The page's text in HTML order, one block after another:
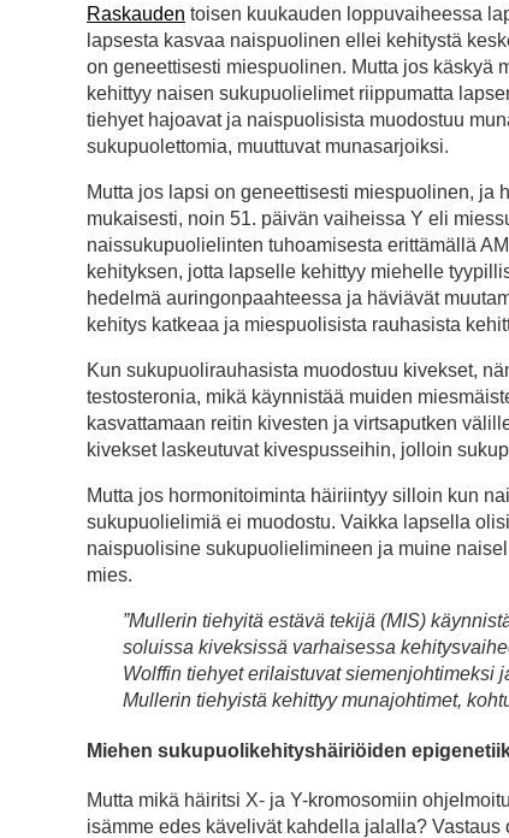
Raskauden toisen kuukauden loppuvaiheessa
lapsesta kasvaa naispuolinen ellei kehitystä
on geneettisesti miespuolinen. Mutta jos käskyä
kehittyy naisen sukupuolielimet riippumatta
tiehyet hajoavat ja naispuolisista muodostuu
sukupuolettomia, muuttuvat munasarjoiksi.
Mutta jos lapsi on geneettisesti miespuolinen, ja
mukaisesti, noin 51. päivän vaiheissa Y eli
naissukupuolielinten tuhoamisesta erittämällä
kehityksen, jotta lapselle kehittyy miehelle
hedelmä auringonpaahteessa ja häviävät
kehitys katkeaa ja miespuolisista rauhasista
Kun sukupuolirauhasista muodostuu kivekset,
testosteronia, mikä käynnistää muiden
kasvattamaan reitin kivesten ja virtsaputken
kivekset laskeutuvat kivespusseihin, jolloin
Mutta jos hormonitoiminta häiriintyy silloin kun
sukupuolielimiä ei muodostu. Vaikka lapsella
naispuolisine sukupuolielimineen ja muine
mies.
”Mullerin tiehyitä estävä tekijä (MIS)
soluissa kiveksissä varhaisessa
Wolffin tiehyet erilaistuvat siemenjohtimeksi
Mullerin tiehyistä kehittyy munajohtimet,
Miehen sukupuolikehityshäiriöiden
Mutta mikä häiritsi X- ja Y-kromosomiin
isämme edes kävelivät kahdella jalalla? Vastaus